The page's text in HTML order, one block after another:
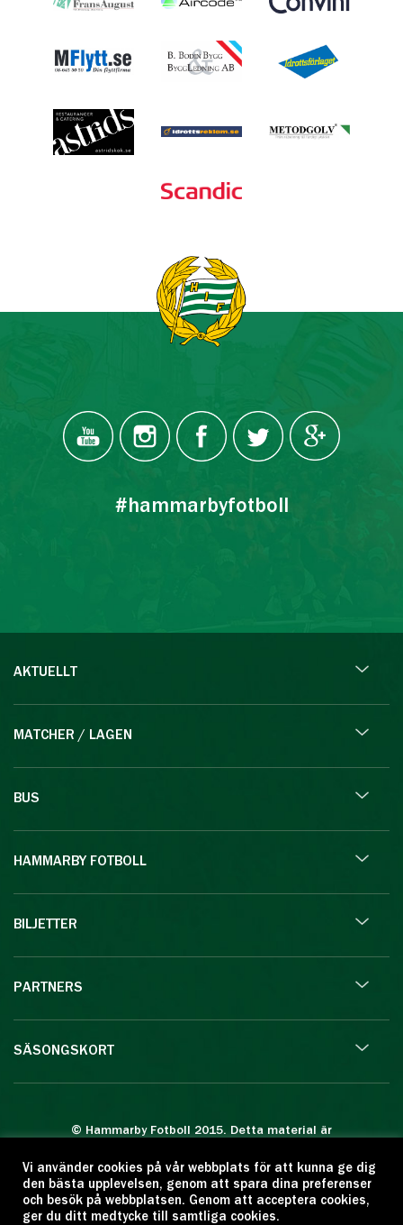
#hammarbyfotboll
AKTUELLT
MATCHER / LAGEN
BUS
HAMMARBY FOTBOLL
BILJETTER
PARTNERS
SÄSONGSKORT
© Hammarby Fotboll 2015. Detta material är
Eftertryck eller annan kopiering är förbjuden.
Citera oss gärna men ange källan:
www.hammarbyfotboll.se. Ansvarig utgivare:
Vi använder cookies på vår webbplats för att kunna ge dig
den bästa upplevelsen, genom att spara dina preferenser
och besök på webbplatsen. Genom att acceptera cookies,
ger du ditt medtycke till samtliga cookies.